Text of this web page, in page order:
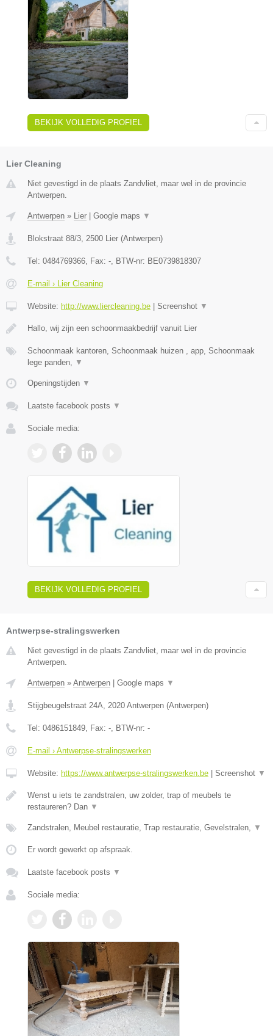
BEKIJK VOLLEDIG PROFIEL
Lier Cleaning
Niet gevestigd in de plaats Zandvliet, maar wel in de provincie
Antwerpen.
Antwerpen » Lier Google maps ▼
Blokstraat 88/3 2500 Lier (Antwerpen)
Tel: 0484769366 , Fax: - , BTW-nr: BE0739818307
E-mail › Lier Cleaning
Website: http://www.liercleaning.be Screenshot ▼
Hallo, wij zijn een schoonmaakbedrijf vanuit Lier
Schoonmaak kantoren, Schoonmaak huizen , app, Schoonmaak
lege panden,
▼
Openingstijden ▼
Laatste facebook posts ▼
Sociale media:
BEKIJK VOLLEDIG PROFIEL
Antwerpse-stralingswerken
Niet gevestigd in de plaats Zandvliet, maar wel in de provincie
Antwerpen.
Antwerpen » Antwerpen Google maps ▼
Stijgbeugelstraat 24A 2020 Antwerpen (Antwerpen)
Tel: 0486151849 , Fax: - , BTW-nr: -
E-mail › Antwerpse-stralingswerken
Website: https://www.antwerpse-stralingswerken.be Screenshot ▼
Wenst u iets te zandstralen, uw zolder, trap of meubels te
restaureren? Dan ▼
Zandstralen, Meubel restauratie, Trap restauratie, Gevelstralen, ▼
Er wordt gewerkt op afspraak.
Laatste facebook posts ▼
Sociale media: